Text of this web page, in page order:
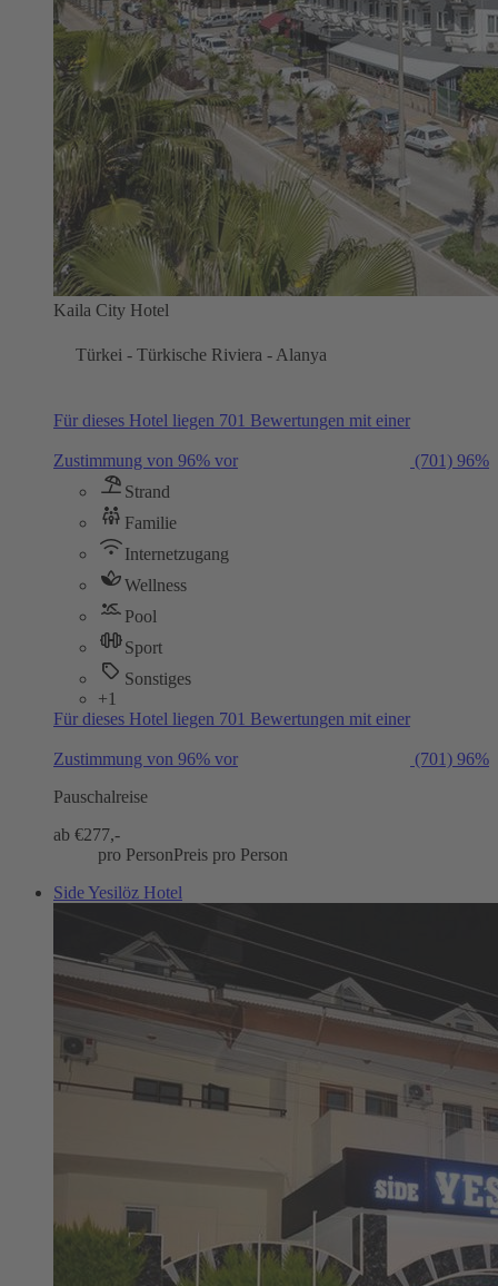
Kaila City Hotel
Türkei - Türkische Riviera - Alanya
Für dieses Hotel liegen 701 Bewertungen mit einer
Zustimmung von 96% vor (701) 96%
Strand
Familie
Internetzugang
Wellness
Pool
Sport
Sonstiges
+1
Für dieses Hotel liegen 701 Bewertungen mit einer
Zustimmung von 96% vor (701) 96%
Pauschalreise
ab €277,-
pro PersonPreis pro Person
Side Yesilöz Hotel